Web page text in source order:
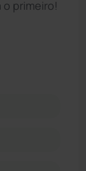
primeiro!